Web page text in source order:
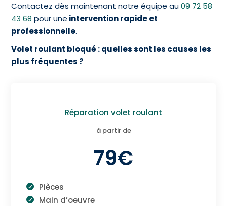
Contactez dès maintenant notre équipe au09 72 58
43 68 pour une intervention rapide et
professionnelle.
Volet roulant bloqué : quelles sont les causes les
plus fréquentes ?
Réparation volet roulant
à partir de
79€
Pièces
Main d’oeuvre